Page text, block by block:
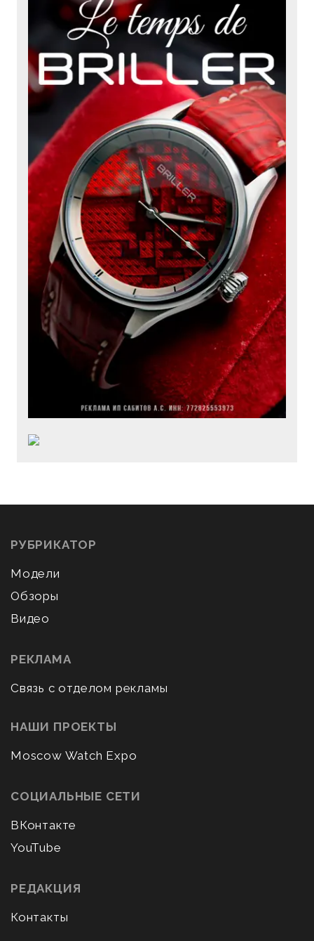
РУБРИКАТОР
Модели
Обзоры
Видео
РЕКЛАМА
Связь с отделом рекламы
НАШИ ПРОЕКТЫ
Moscow Watch Expo
СОЦИАЛЬНЫЕ СЕТИ
ВКонтакте
YouTube
РЕДАКЦИЯ
Контакты